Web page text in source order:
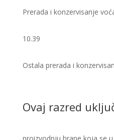
Prerada i konzervisanje
10.39
Ostala prerada i
Ovaj razred